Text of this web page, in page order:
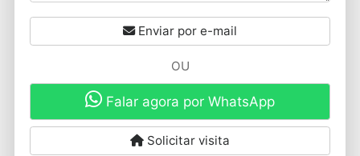
Enviar por e-mail
OU
Falar agora por WhatsApp
Solicitar visita